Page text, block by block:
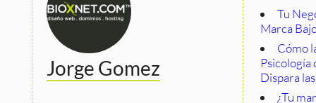
Jorge Gomez
Tu
Marca
Cómo
Psicología
Dispara
¿Tu